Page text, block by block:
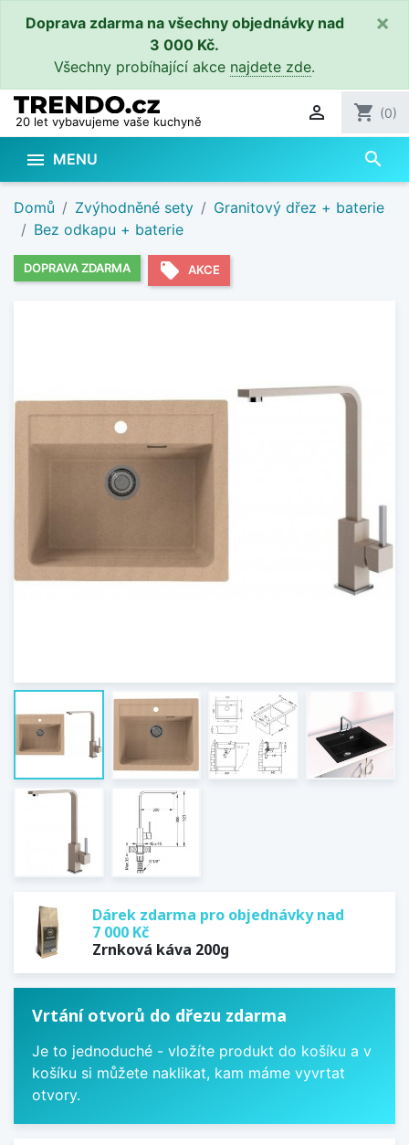
Doprava zdarma na všechny objednávky nad
3 000 Kč.
Všechny probíhající akce najdete zde.
×
20 let vybavujeme vaše kuchyně  shopping_cart (0)
 MENU search
Domů Zvýhodněné sety
Granitový dřez + baterie
Bez odkapu + baterie
DOPRAVA ZDARMA local_offer AKCE
Dárek zdarma pro objednávky nad
7 000 Kč
Zrnková káva 200g
Vrtání otvorů do dřezu zdarma
Je to jednoduché - vložíte produkt do košíku a v
košíku si můžete naklikat, kam máme vyvrtat
otvory.